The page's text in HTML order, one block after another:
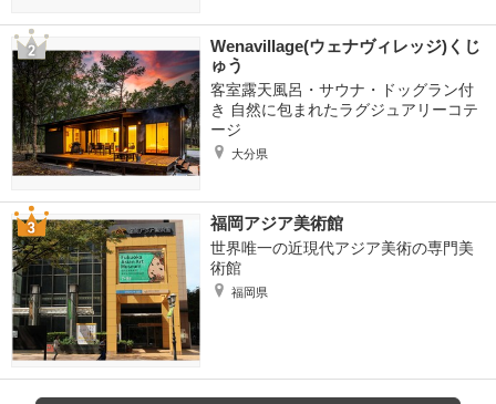
Wenavillage(ウェナヴィレッジ)くじ
ゅう
客室露天風呂・サウナ・ドッグラン付
き 自然に包まれたラグジュアリーコテ
ージ
大分県
福岡アジア美術館
世界唯一の近現代アジア美術の専門美
術館
福岡県